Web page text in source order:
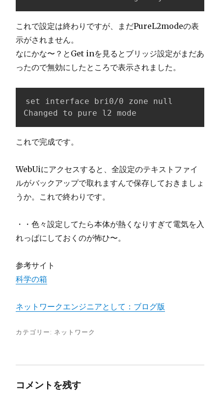
これで設定は終わりですが、まだPureL2modeの表
示がされません。
なにかな〜？とGet inを見るとブリッジ設定がまだあ
ったので無効にしたところで表示されました。
set interface bri0/0 zone null
Changed to pure l2 mode
これで完成です。
WebUiにアクセスすると、全設定のテキストファイ
ルがバックアップで取れますんで保存しておきましょ
うか。これで終わりです。
・・色々設定してたら本体が熱くなりすぎて電気を入
れっぱにしておくのが怖ひ〜。
参考サイト
科学の箱
ネットワークエンジニアとして：ブログ版
カテゴリー: ネットワーク
コメントを残す